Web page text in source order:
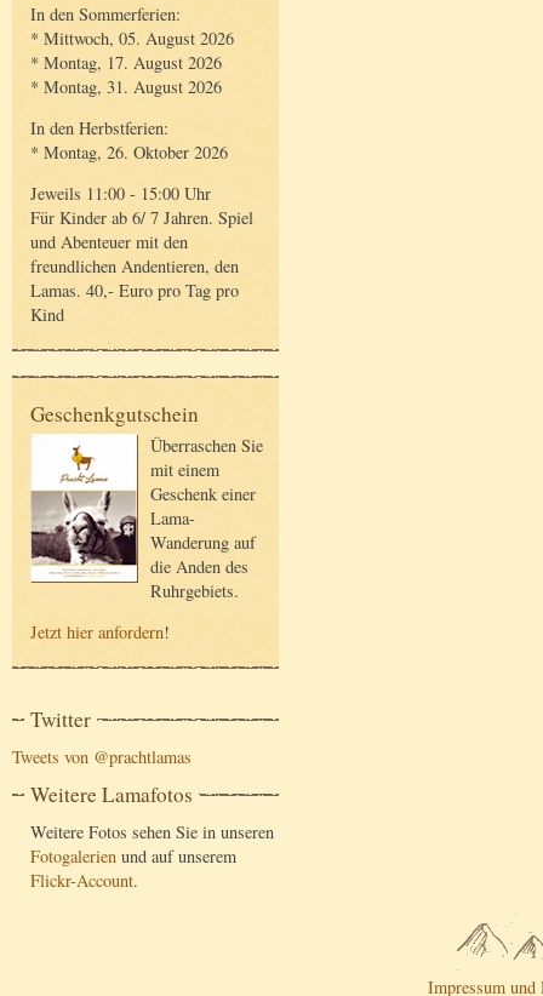
In den Sommerferien:
* Mittwoch, 05. August 2026
* Montag, 17. August 2026
* Montag, 31. August 2026
In den Herbstferien:
* Montag, 26. Oktober 2026
Jeweils 11:00 - 15:00 Uhr
Für Kinder ab 6/ 7 Jahren. Spiel
und Abenteuer mit den
freundlichen Andentieren, den
Lamas. 40,- Euro pro Tag pro
Kind
Geschenkgutschein
Überraschen Sie
mit einem
Geschenk einer
Lama-
Wanderung auf
die Anden des
Ruhrgebiets.
Jetzt hier anfordern!
Twitter
Tweets von @prachtlamas
Weitere Lamafotos
Weitere Fotos sehen Sie in unseren
Fotogalerien und auf unserem
Flickr-Account.
Impressum und